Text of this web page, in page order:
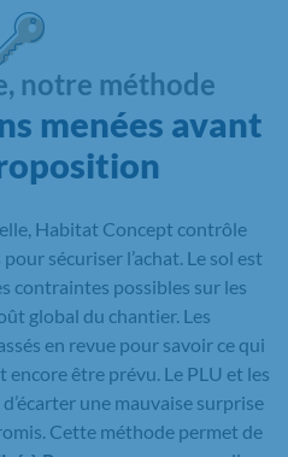
notre méthode
menées avant
Habitat Concept contrôle
sécuriser l’achat. Le sol est
contraintes possibles sur les
global du chantier. Les
en revue pour savoir ce qui
être prévu. Le PLU et les
une mauvaise surprise
Cette méthode permet de